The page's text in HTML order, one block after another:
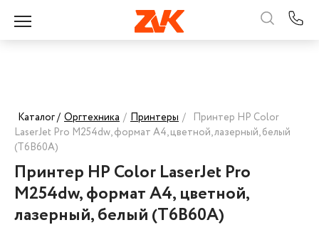
Каталог / Оргтехника / Принтеры / Принтер HP Color
LaserJet Pro M254dw, формат А4, цветной, лазерный, белый
(T6B60A)
Принтер HP Color LaserJet Pro
M254dw, формат А4, цветной,
лазерный, белый (T6B60A)